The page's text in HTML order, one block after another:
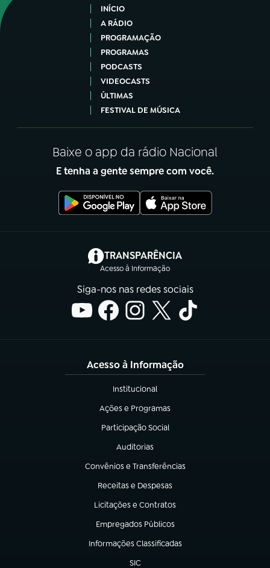
INÍCIO
A RÁDIO
PROGRAMAÇÃO
PROGRAMAS
PODCASTS
VIDEOCASTS
ÚLTIMAS
FESTIVAL DE MÚSICA
Baixe o app da rádio Nacional
E tenha a gente sempre com você.
TRANSPARÊNCIA
Acesso à Informação
(abre em nova aba)
Siga-nos nas redes sociais
Acesso à Informação
Institucional
(abre em nova aba)
Ações e Programas
(abre em nova aba)
Participação Social
(abre em nova aba)
Auditorias
(abre em nova aba)
Convênios e Transferências
(abre em nova aba)
Receitas e Despesas
(abre em nova aba)
Licitações e Contratos
(abre em nova aba)
Empregados Públicos
(abre em nova aba)
Informações Classificadas
(abre em nova aba)
SIC